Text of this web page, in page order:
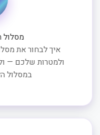
מסלול
איך לבחור את
ולמטרות שלכם —
במסלול